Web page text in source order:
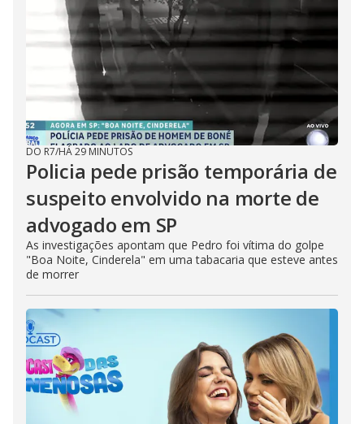
DO R7/HÁ 29 MINUTOS
Policia pede prisão temporária de
suspeito envolvido na morte de
advogado em SP
As investigações apontam que Pedro foi vítima do golpe
"Boa Noite, Cinderela" em uma tabacaria que esteve antes
de morrer